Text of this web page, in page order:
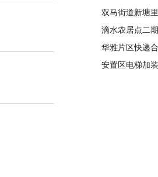
双马街道新塘
滴水农居点二
华雅片区快递
安置区电梯加